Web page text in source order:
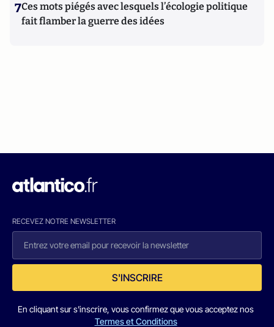
7Ces mots piégés avec lesquels l’écologie politique
fait flamber la guerre des idées
RECEVEZ NOTRE NEWSLETTER
S'INSCRIRE
En cliquant sur s'inscrire, vous confirmez que vous acceptez nos
Termes et Conditions